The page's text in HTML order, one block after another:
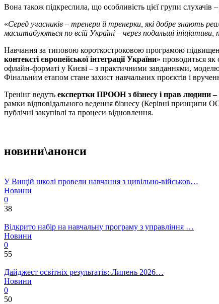
Вона також підкреслила, що особливість цієї групи слухачів
«Серед учасників – тренери й тренерки, які добре знають
масштабуються по всій Україні – через подальші ініціативи,
Навчання за типовою короткостроковою програмою
контексті європейської інтеграції України» проводиться як
офлайн-форматі у Києві – з практичними завданнями,
Фінальним етапом стане захист навчальних проєктів і
Тренінг ведуть експертки ПРООН з бізнесу і прав людини
рамки відповідального ведення бізнесу (Керівні
публічні закупівлі та процеси відновлення.
новини\анонси
У Вищій школі провели навчання з цивільно-військов…
Новини
0
38
Відкрито набір на навчальну програму з управління …
Новини
0
55
Дайджест освітніх результатів: Липень 2026…
Новини
0
50